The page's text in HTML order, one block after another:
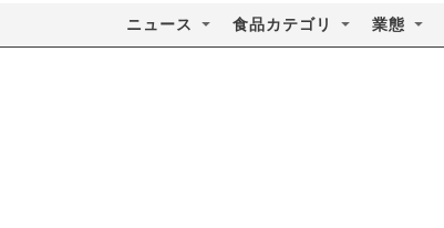
ニュース 食品カテゴリ 業態